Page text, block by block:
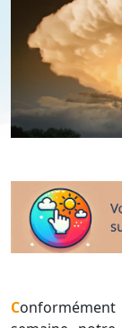
Conformément aux prévisions émises depuis deux